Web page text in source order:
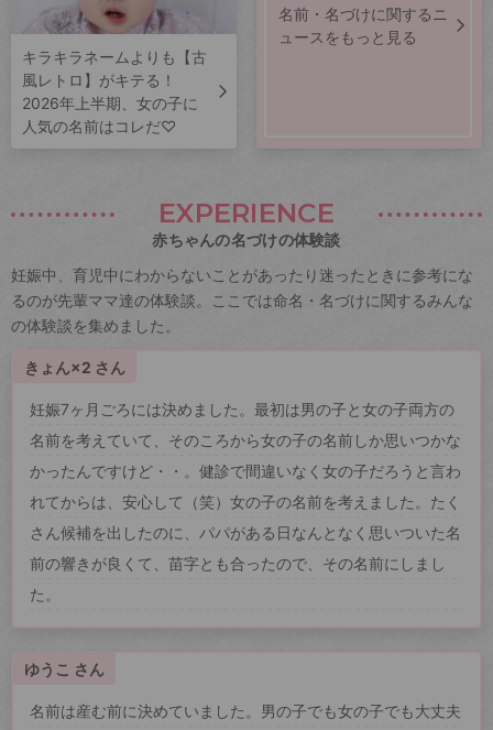
キラキラネームよりも【古
風レトロ】がキテる！
2026年上半期、女の子に
人気の名前はコレだ♡
名前・名づけに関するニ
ュースをもっと見る
EXPERIENCE
赤ちゃんの名づけの体験談
妊娠中、育児中にわからないことがあったり迷ったときに参考にな
るのが先輩ママ達の体験談。ここでは命名・名づけに関するみんな
の体験談を集めました。
きょん×2 さん
妊娠7ヶ月ごろには決めました。最初は男の子と女の子両方の
名前を考えていて、そのころから女の子の名前しか思いつかな
かったんですけど・・。健診で間違いなく女の子だろうと言わ
れてからは、安心して（笑）女の子の名前を考えました。たく
さん候補を出したのに、パパがある日なんとなく思いついた名
前の響きが良くて、苗字とも合ったので、その名前にしまし
た。
ゆうこ さん
名前は産む前に決めていました。男の子でも女の子でも大丈夫